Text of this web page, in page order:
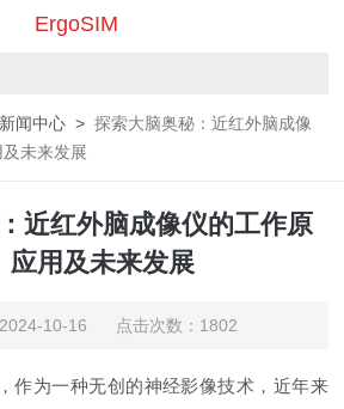
ErgoSIM
新闻中心 >探索大脑奥秘：近红外脑成像
未来发展
近红外脑成像仪的工作原
应用及未来发展
2024-10-16 点击次数：1802
为一种无创的神经影像技术，近年来